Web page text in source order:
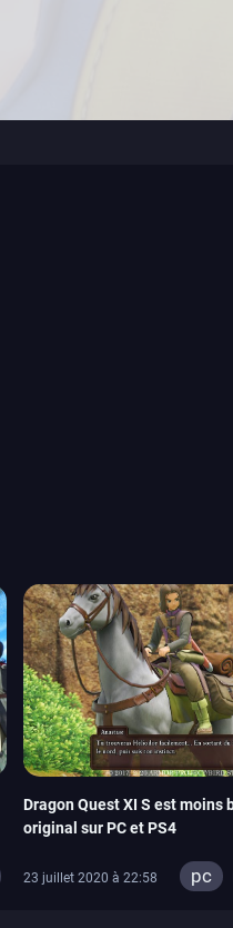
Dragon Quest XI S est moins
original sur PC et PS4
23 juillet 2020 à 22:58 pc